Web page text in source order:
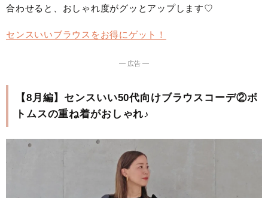
合わせると、おしゃれ度がグッとアップします♡
センスいいブラウスをお得にゲット！
― 広告 ―
【8月編】センスいい50代向けブラウスコーデ②ボ
トムスの重ね着がおしゃれ♪